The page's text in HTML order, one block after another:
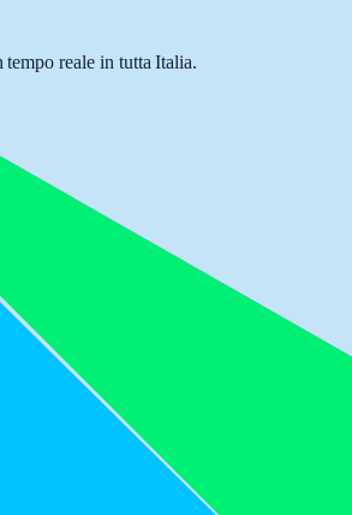
reale in tutta Italia.